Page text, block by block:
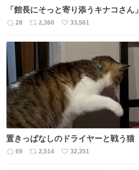
「館長にそっと寄り添うキナコさん」
返
数
28
リ
数
2,360
い
33,561
置きっぱなしのドライヤーと戦う猫
返
69
リ
2,514
い
32,351